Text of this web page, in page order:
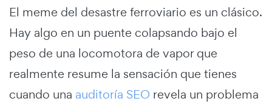
El meme del desastre ferroviario es un clásico.
Hay algo en un puente colapsando bajo el
peso de una locomotora de vapor que
realmente resume la sensación que tienes
cuando una auditoría SEO revela un problema